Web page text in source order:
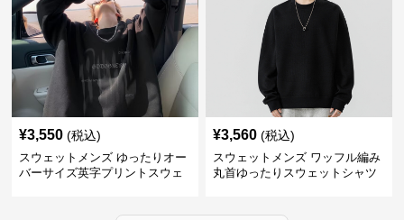
¥3,550 (税込)
スウェットメンズ ゆったりオー
バーサイズ英字プリントスウェ
¥3,560 (税込)
スウェットメンズ ワッフル編み
丸首ゆったりスウェットシャツ